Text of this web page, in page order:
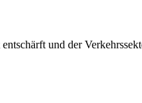
und der